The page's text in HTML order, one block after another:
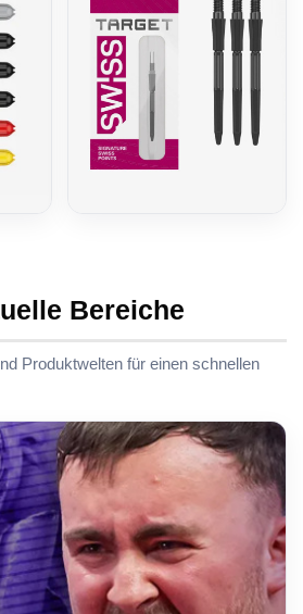
Bereiche
Produktwelten für einen schnellen